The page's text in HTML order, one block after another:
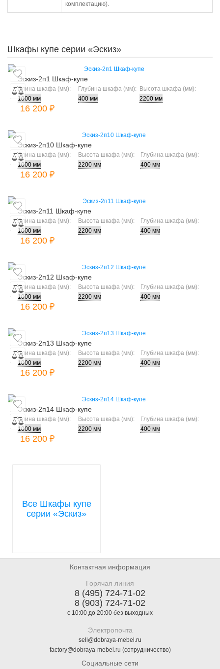
комплектацию).
Шкафы купе серии «Эскиз»
Эскиз-2п1 Шкаф-купе
Длина шкафа (мм): Глубина шкафа (мм): Высота шкафа (мм):
16 200 ₽
Эскиз-2п10 Шкаф-купе
Длина шкафа (мм): Высота шкафа (мм): Глубина шкафа (мм):
16 200 ₽
Эскиз-2п11 Шкаф-купе
Длина шкафа (мм): Высота шкафа (мм): Глубина шкафа (мм):
16 200 ₽
Эскиз-2п12 Шкаф-купе
Длина шкафа (мм): Высота шкафа (мм): Глубина шкафа (мм):
16 200 ₽
Эскиз-2п13 Шкаф-купе
Длина шкафа (мм): Высота шкафа (мм): Глубина шкафа (мм):
16 200 ₽
Эскиз-2п14 Шкаф-купе
Длина шкафа (мм): Высота шкафа (мм): Глубина шкафа (мм):
16 200 ₽
Все Шкафы купе
серии «Эскиз»
Контактная информация
Горячая линия
8 (495) 724-71-02
8 (903) 724-71-02
с 10:00 до 20:00 без выходных
Электропочта
sell@dobraya-mebel.ru
factory@dobraya-mebel.ru (сотрудничество)
Социальные сети